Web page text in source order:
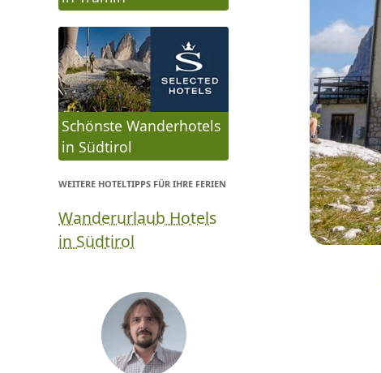
Schönste Wanderhotels
in Südtirol
WEITERE HOTELTIPPS FÜR IHRE FERIEN
Wanderurlaub Hotels
in Südtirol